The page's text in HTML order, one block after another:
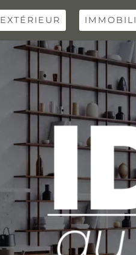
EXTÉRIEUR